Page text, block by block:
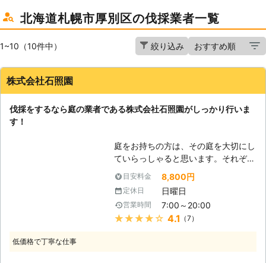
北海道札幌市厚別区の伐採業者一覧
1~10（10件中） 絞り込み
株式会社石照園
伐採をするなら庭の業者である株式会社石照園がしっかり行いま
す！
庭をお持ちの方は、その庭を大切にし
ていらっしゃると思います。それぞれ
木花に愛情を注いであげていることか
と思います。しかし、だからこそ時に
処分を検討しないといけない時がある
のです。庭木が思った以上に育ちすぎ
てしまい、自分では処理できなくなっ
目安料金 8,800円
定休日 日曜日
営業時間 7:00～20:00
★★★★★ 4.1 （7）
低価格で丁寧な仕事